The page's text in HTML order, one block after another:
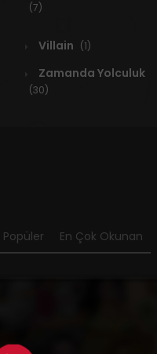
(7)
Villain (1)
Zamanda Yolculuk
(30)
Popüler En Çok Okunan